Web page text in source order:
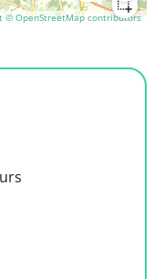
© OpenStreetMap contributors